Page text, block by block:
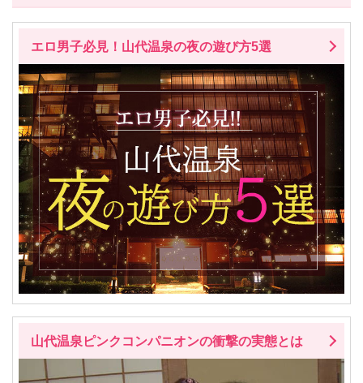
エロ男子必見！山代温泉の夜の遊び方5選
山代温泉ピンクコンパニオンの衝撃の実態とは